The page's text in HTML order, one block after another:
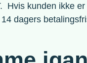
Hvis kunden ikke
dagers